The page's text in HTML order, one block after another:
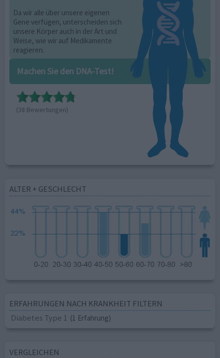
Da wir alle über unsere eigenen
Gene verfügen, unterscheiden sich
unsere Körper auch in der Art und
Weise, wie wir auf Medikamente
reagieren.
Machen Sie den DNA-Test!
(38 Bewertungen)
ALTER + GESCHLECHT
ERFAHRUNGEN NACH KRANKHEIT FILTERN
Diabetes Type 1 (1 Erfahrung)
VERGLEICHEN